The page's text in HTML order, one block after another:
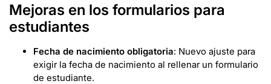
Mejoras en los formularios para
estudiantes
Fecha de nacimiento obligatoria: Nuevo ajuste para
exigir la fecha de nacimiento al rellenar un formulario
de estudiante.